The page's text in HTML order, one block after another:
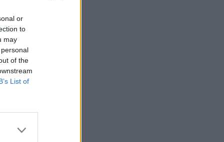
or
to
may
of the
List of